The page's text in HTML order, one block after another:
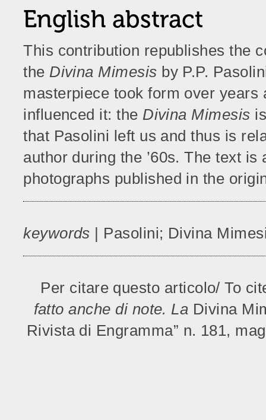
English abstract
This contribution republishes the
the Divina Mimesis by P.P.
masterpiece took form over
influenced it: the Divina Mimesis
that Pasolini left us and thus is
author during the ’60s. The text
photographs published in the
keywords | Pasolini; Divina
Per citare questo articolo/ To
fatto anche di note. La Divina
Rivista di Engramma” n. 181,